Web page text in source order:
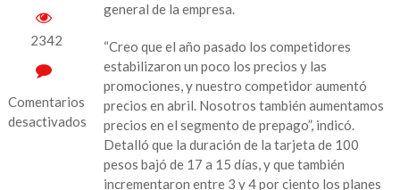
2342
Comentarios
desactivados
general de la empresa.
“Creo que el año pasado los competidores
estabilizaron un poco los precios y las
promociones, y nuestro competidor aumentó
precios en abril. Nosotros también aumentamos
precios en el segmento de prepago”, indicó.
Detalló que la duración de la tarjeta de 100
pesos bajó de 17 a 15 días, y que también
incrementaron entre 3 y 4 por ciento los planes